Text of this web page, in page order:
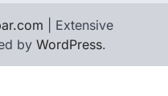
| Extensive
by WordPress.